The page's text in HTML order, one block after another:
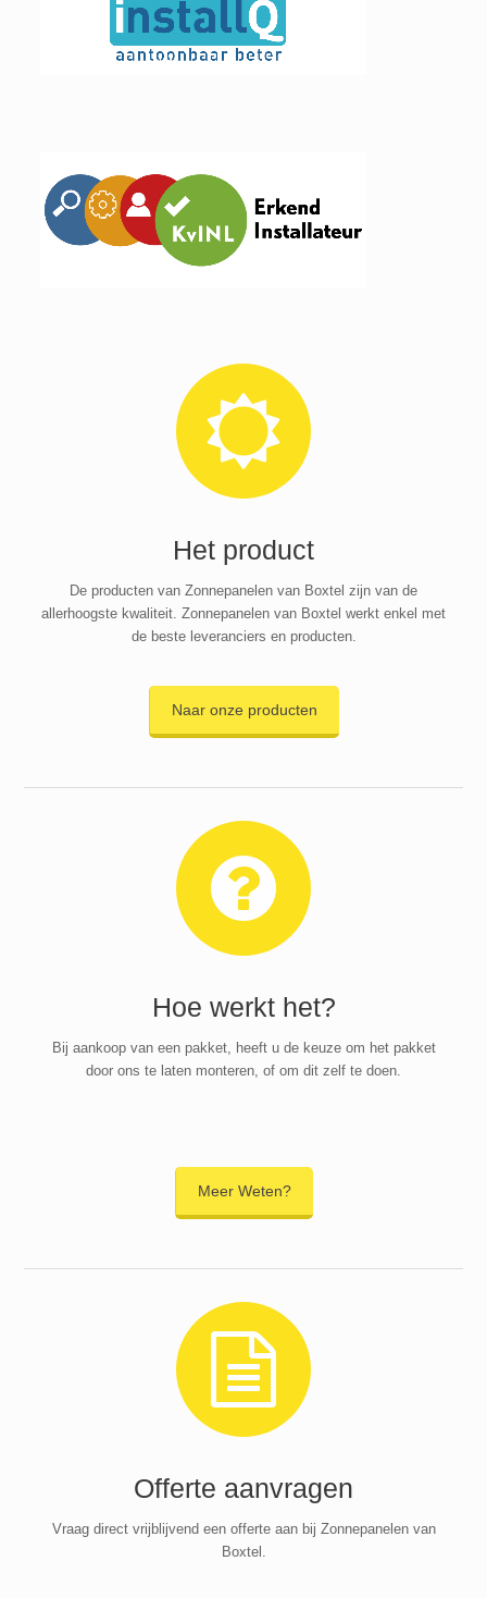
Het product
De producten van Zonnepanelen van Boxtel zijn van de
allerhoogste kwaliteit. Zonnepanelen van Boxtel werkt enkel met
de beste leveranciers en producten.
Naar onze producten
Hoe werkt het?
Bij aankoop van een pakket, heeft u de keuze om het pakket
door ons te laten monteren, of om dit zelf te doen.
Meer Weten?
Offerte aanvragen
Vraag direct vrijblijvend een offerte aan bij Zonnepanelen van
Boxtel.